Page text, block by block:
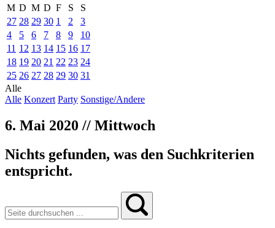
M D M D F S
S
27 28 29 30 1 2
3
4
5 6 7 8 9
10
11 12 13 14 15 16 17
18 19 20 21 22 23 24
25 26 27 28 29 30 31
Alle
Alle Konzert Party Sonstige/Andere
6. Mai 2020 // Mittwoch
Nichts gefunden, was den Suchkriterien
entspricht.